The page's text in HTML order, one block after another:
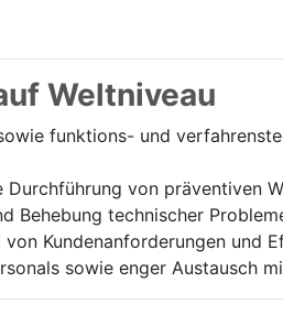
Weltniveau
funktions- und
Durchführung von präventiven
Behebung technischer
Kundenanforderungen und
sowie enger Austausch